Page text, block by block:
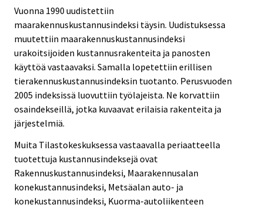
Vuonna 1990 uudistettiin
maarakennuskustannusindeksi täysin. Uudistuksessa
muutettiin maarakennuskustannusindeksi
urakoitsijoiden kustannusrakenteita ja panosten
käyttöä vastaavaksi. Samalla lopetettiin erillisen
tierakennuskustannusindeksin tuotanto. Perusvuoden
2005 indeksissä luovuttiin työlajeista. Ne korvattiin
osaindekseillä, jotka kuvaavat erilaisia rakenteita ja
järjestelmiä.
Muita Tilastokeskuksessa vastaavalla periaatteella
tuotettuja kustannusindeksejä ovat
Rakennuskustannusindeksi, Maarakennusalan
konekustannusindeksi, Metsäalan auto- ja
konekustannusindeksi, Kuorma-autoliikenteen